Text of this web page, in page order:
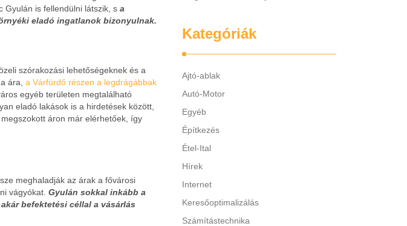
Gyulán is fellendülni látszik, sa
eladó ingatlanok bizonyulnak.
szórakozási lehetőségeknek és a
ára,a Várfürdő részen a legdrágábbak
egyéb területen megtalálható
eladó lakások is a hirdetések között,
áron már elérhetőek, így
meghaladják az árak a fővárosi
vágyókat. Gyulán sokkal inkább a
befektetési céllal a vásárlás
Kategóriák
Ajtó-ablak
Autó-Motor
Egyéb
Építkezés
Étel-Ital
Hírek
Internet
Keresőoptimalizálás
Számítástechnika